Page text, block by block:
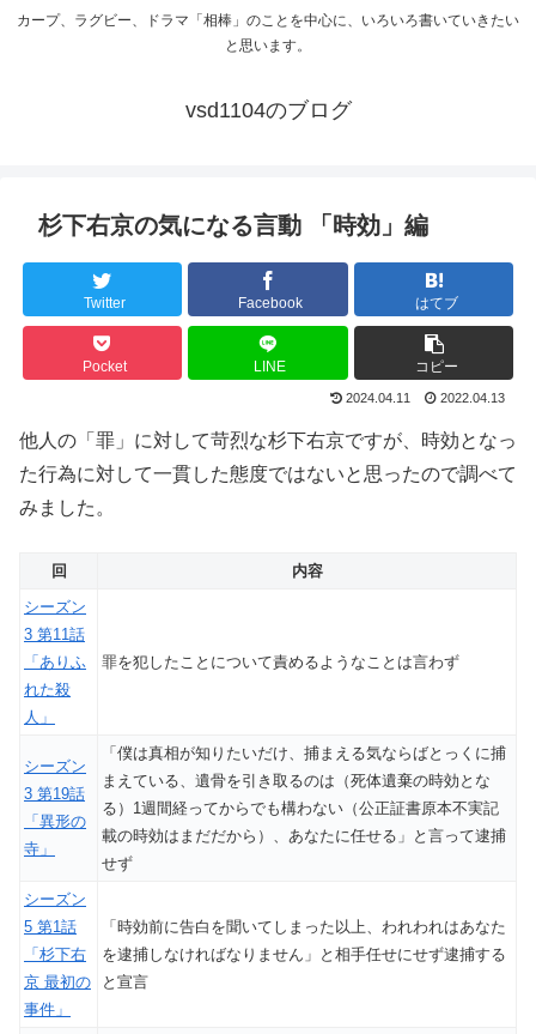
カープ、ラグビー、ドラマ「相棒」のことを中心に、いろいろ書いていきたい
と思います。
vsd1104のブログ
杉下右京の気になる言動 「時効」編
Twitter Facebook はてブ
Pocket LINE コピー
2024.04.11 2022.04.13
他人の「罪」に対して苛烈な杉下右京ですが、時効となっ
た行為に対して一貫した態度ではないと思ったので調べて
みました。
回
内容
シーズン
3 第11話
「ありふ
れた殺
人」
罪を犯したことについて責めるようなことは言わず
シーズン
3 第19話
「異形の
寺」
「僕は真相が知りたいだけ、捕まえる気ならばとっくに捕
まえている、遺骨を引き取るのは（死体遺棄の時効とな
る）1週間経ってからでも構わない（公正証書原本不実記
載の時効はまだだから）、あなたに任せる」と言って逮捕
せず
シーズン
5 第1話
「杉下右
京 最初の
事件」
「時効前に告白を聞いてしまった以上、われわれはあなた
を逮捕しなければなりません」と相手任せにせず逮捕する
と宣言